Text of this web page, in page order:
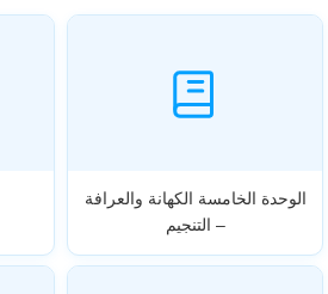
الوحدة الخامسة الكهانة والعرافة
– التنجيم